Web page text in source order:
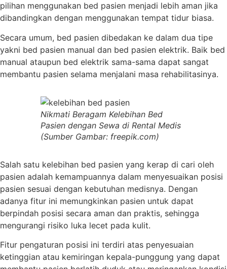
pilihan menggunakan bed pasien menjadi lebih aman jika
dibandingkan dengan menggunakan tempat tidur biasa.
Secara umum, bed pasien dibedakan ke dalam dua tipe
yakni bed pasien manual dan bed pasien elektrik. Baik bed
manual ataupun bed elektrik sama-sama dapat sangat
membantu pasien selama menjalani masa rehabilitasinya.
Nikmati Beragam Kelebihan Bed
Pasien dengan Sewa di Rental Medis
(Sumber Gambar: freepik.com)
Salah satu kelebihan bed pasien yang kerap di cari oleh
pasien adalah kemampuannya dalam menyesuaikan posisi
pasien sesuai dengan kebutuhan medisnya. Dengan
adanya fitur ini memungkinkan pasien untuk dapat
berpindah posisi secara aman dan praktis, sehingga
mengurangi risiko luka lecet pada kulit.
Fitur pengaturan posisi ini terdiri atas penyesuaian
ketinggian atau kemiringan kepala-punggung yang dapat